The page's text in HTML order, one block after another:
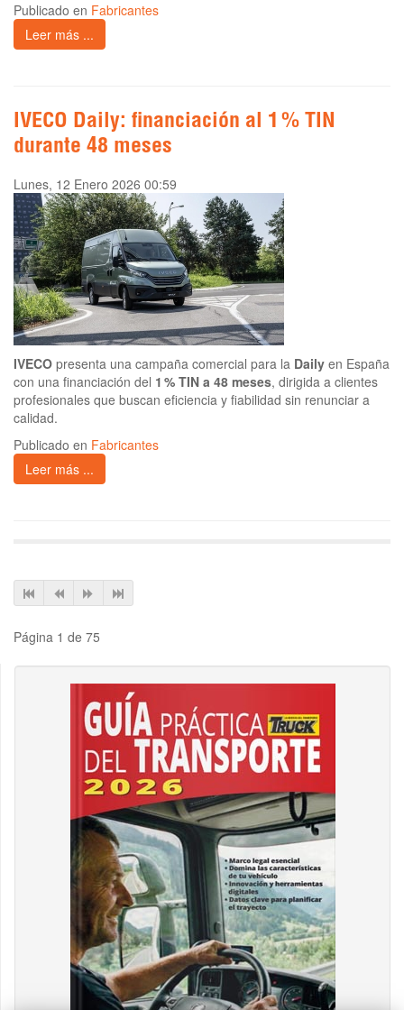
Publicado en Fabricantes
Leer más ...
IVECO Daily: financiación al 1 % TIN
durante 48 meses
Lunes, 12 Enero 2026 00:59
IVECO presenta una campaña comercial para la Daily en España
con una financiación del 1 % TIN a 48 meses, dirigida a clientes
profesionales que buscan eficiencia y fiabilidad sin renunciar a
calidad.
Publicado en Fabricantes
Leer más ...
Página 1 de 75